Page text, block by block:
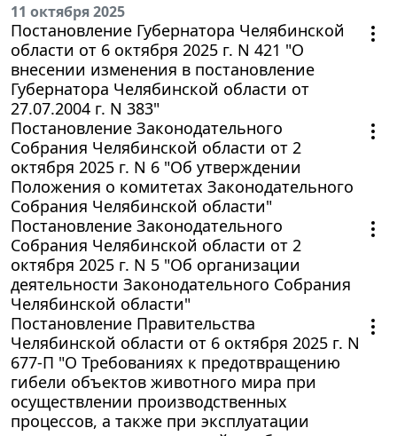
11 октября 2025
Постановление Губернатора Челябинской
области от 6 октября 2025 г. N 421 "О
внесении изменения в постановление
Губернатора Челябинской области от
27.07.2004 г. N 383"
Постановление Законодательного
Собрания Челябинской области от 2
октября 2025 г. N 6 "Об утверждении
Положения о комитетах Законодательного
Собрания Челябинской области"
Постановление Законодательного
Собрания Челябинской области от 2
октября 2025 г. N 5 "Об организации
деятельности Законодательного Собрания
Челябинской области"
Постановление Правительства
Челябинской области от 6 октября 2025 г. N
677-П "О Требованиях к предотвращению
гибели объектов животного мира при
осуществлении производственных
процессов, а также при эксплуатации